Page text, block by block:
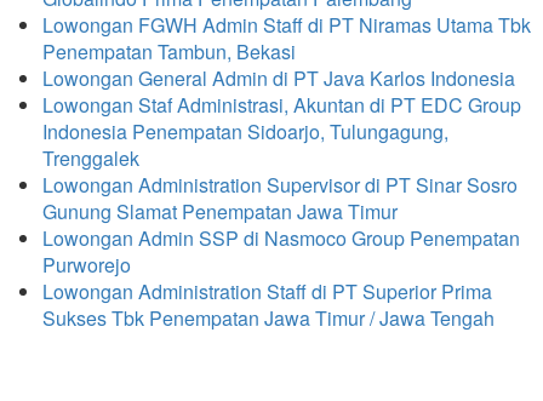
Lowongan FGWH Admin Staff di PT Niramas Utama Tbk
Penempatan Tambun, Bekasi
Lowongan General Admin di PT Java Karlos Indonesia
Lowongan Staf Administrasi, Akuntan di PT EDC Group
Indonesia Penempatan Sidoarjo, Tulungagung,
Trenggalek
Lowongan Administration Supervisor di PT Sinar Sosro
Gunung Slamat Penempatan Jawa Timur
Lowongan Admin SSP di Nasmoco Group Penempatan
Purworejo
Lowongan Administration Staff di PT Superior Prima
Sukses Tbk Penempatan Jawa Timur / Jawa Tengah